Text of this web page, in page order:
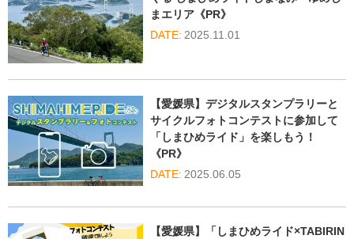
まエリア《PR》
2025.11.01
【愛媛県】デジタルスタンプラリーと
サイクルフォトコンテストに参加して
「しまひめライド」を楽しもう！
《PR》
2025.06.05
【愛媛県】「しまひめライド×TABIRIN